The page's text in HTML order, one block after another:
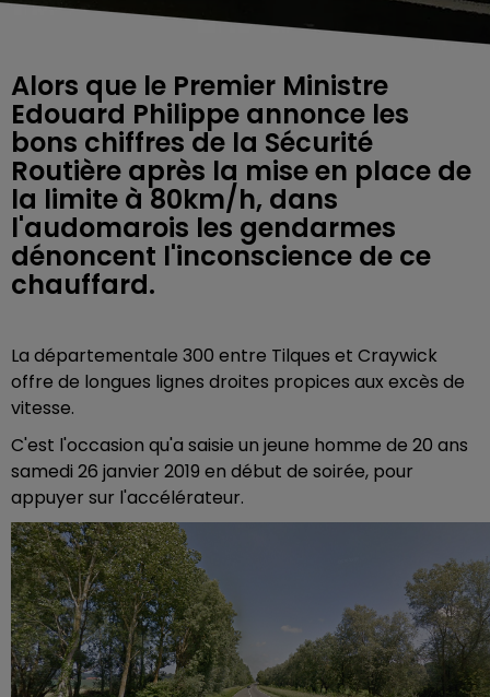
Alors que le Premier Ministre
Edouard Philippe annonce les
bons chiffres de la Sécurité
Routière après la mise en place de
la limite à 80km/h, dans
l'audomarois les gendarmes
dénoncent l'inconscience de ce
chauffard.
La départementale 300 entre Tilques et Craywick
offre de longues lignes droites propices aux excès de
vitesse.
C'est l'occasion qu'a saisie un jeune homme de 20 ans
samedi 26 janvier 2019 en début de soirée, pour
appuyer sur l'accélérateur.